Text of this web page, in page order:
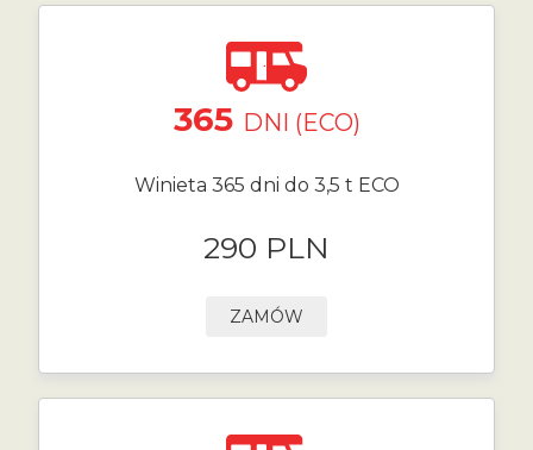
365 DNI (ECO)
Winieta 365 dni do 3,5 t ECO
290 PLN
ZAMÓW